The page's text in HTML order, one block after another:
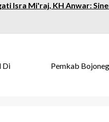
Isra Mi'raj, KH Anwar:
Di
Pemkab